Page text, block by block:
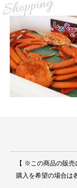
【 ※この商品の販売
購入を希望の場合は